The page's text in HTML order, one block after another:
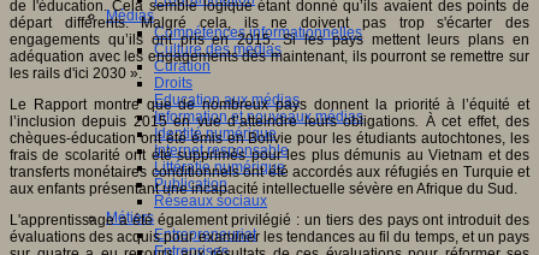
Médias
Compétences informationnelles
Culture des médias
Curation
Droits
Education aux médias
Information et nouveaux médias
Identité numérique
Internet responsable
Littératie numérique
Publication
Réseaux sociaux
Métiers
Entrepreneuriat
Entreprises
de l'éducation. Cela semble logique étant donné qu’ils avaient des points de
départ différents. Malgré cela, ils ne doivent pas trop s'écarter des
engagements qu’ils ont pris en 2015. Si les pays mettent leurs plans en
adéquation avec les engagements dès maintenant, ils pourront se remettre sur
les rails d'ici 2030 ».
Le Rapport montre que de nombreux pays donnent la priorité à l’équité et
l’inclusion depuis 2015 en vue d’atteindre leurs obligations. À cet effet, des
chèques-éducation ont été émis en Bolivie pour les étudiants autochtones, les
frais de scolarité ont été supprimés pour les plus démunis au Vietnam et des
transferts monétaires conditionnels ont été accordés aux réfugiés en Turquie et
aux enfants présentant une incapacité intellectuelle sévère en Afrique du Sud.
L'apprentissage a été également privilégié : un tiers des pays ont introduit des
évaluations des acquis pour examiner les tendances au fil du temps, et un pays